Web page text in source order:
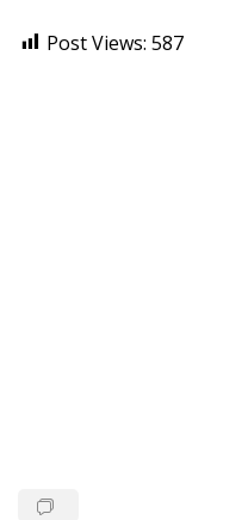
Post Views: 587